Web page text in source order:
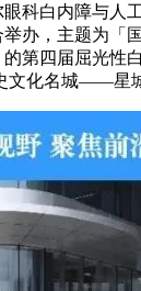
科白内障与人
办，主题为「
第四届屈光性
文化名城——星